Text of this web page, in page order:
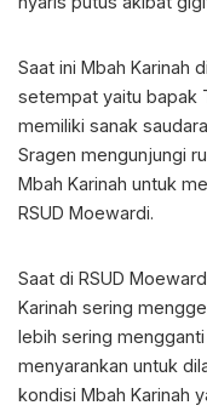
Saat ini Mbah Karinah
setempat yaitu bapak
memiliki sanak
Sragen mengunjungi
Mbah Karinah untuk
RSUD Moewardi.
Saat di RSUD
Karinah sering
lebih sering
menyarankan untuk
kondisi Mbah Karinah